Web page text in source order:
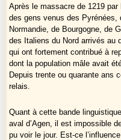
Après le massacre de 1219
des gens venus des
Normandie, de Bourgogne, de
des Italiens du Nord arrivés au
qui ont fortement contribué à
dont la population mâle avait
Depuis trente ou quarante ans
relais.
Quant à cette bande
aval d’Agen, il est impossible
pu voir le jour. Est-ce